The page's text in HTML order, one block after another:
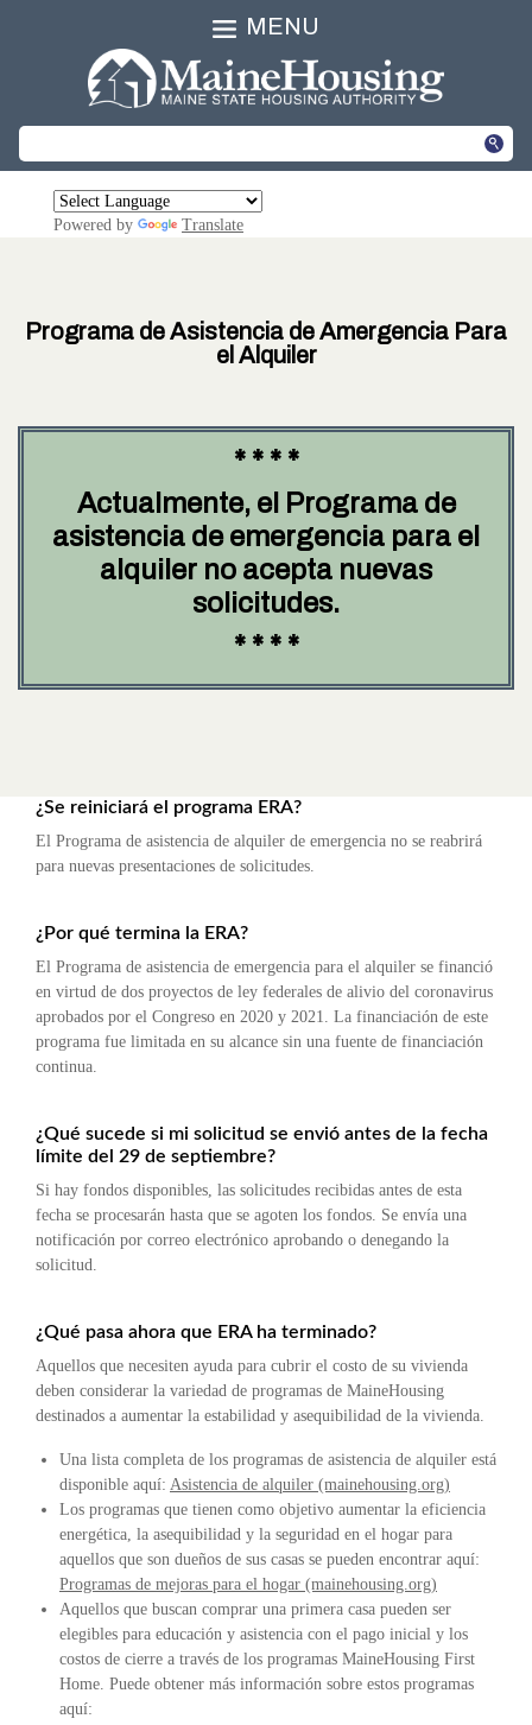
MENU
Powered by Translate
Programa de Asistencia de Amergencia Para
el Alquiler
* * * *
Actualmente, el Programa de
asistencia de emergencia para el
alquiler no acepta nuevas
solicitudes.
* * * *
¿Se reiniciará el programa ERA?
El Programa de asistencia de alquiler de emergencia no se reabrirá
para nuevas presentaciones de solicitudes.
¿Por qué termina la ERA?
El Programa de asistencia de emergencia para el alquiler se financió
en virtud de dos proyectos de ley federales de alivio del coronavirus
aprobados por el Congreso en 2020 y 2021. La financiación de este
programa fue limitada en su alcance sin una fuente de financiación
continua.
¿Qué sucede si mi solicitud se envió antes de la fecha
límite del 29 de septiembre?
Si hay fondos disponibles, las solicitudes recibidas antes de esta
fecha se procesarán hasta que se agoten los fondos. Se envía una
notificación por correo electrónico aprobando o denegando la
solicitud.
¿Qué pasa ahora que ERA ha terminado?
Aquellos que necesiten ayuda para cubrir el costo de su vivienda
deben considerar la variedad de programas de MaineHousing
destinados a aumentar la estabilidad y asequibilidad de la vivienda.
Una lista completa de los programas de asistencia de alquiler está
disponible aquí: Asistencia de alquiler (mainehousing.org)
Los programas que tienen como objetivo aumentar la eficiencia
energética, la asequibilidad y la seguridad en el hogar para
aquellos que son dueños de sus casas se pueden encontrar aquí:
Programas de mejoras para el hogar (mainehousing.org)
Aquellos que buscan comprar una primera casa pueden ser
elegibles para educación y asistencia con el pago inicial y los
costos de cierre a través de los programas MaineHousing First
Home. Puede obtener más información sobre estos programas
aquí: